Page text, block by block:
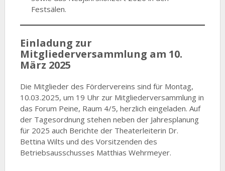
Festsälen.
Einladung zur
Mitgliederversammlung am 10.
März 2025
Die Mitglieder des Fördervereins sind für Montag,
10.03.2025, um 19 Uhr zur Mitgliederversammlung in
das Forum Peine, Raum 4/5, herzlich eingeladen. Auf
der Tagesordnung stehen neben der Jahresplanung
für 2025 auch Berichte der Theaterleiterin Dr.
Bettina Wilts und des Vorsitzenden des
Betriebsausschusses Matthias Wehrmeyer.